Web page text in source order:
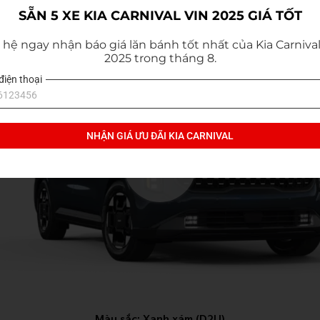
SẴN 5 XE KIA CARNIVAL VIN 2025 GIÁ TỐT
hệ ngay nhận báo giá lăn bánh tốt nhất của Kia
2025 trong tháng 8.
thoại
NHẬN GIÁ ƯU ĐÃI KIA CARNIVAL